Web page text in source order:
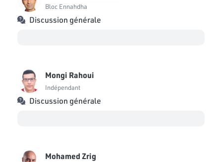
Bloc Ennahdha
Discussion générale
Mongi Rahoui
Indépendant
Discussion générale
Mohamed Zrig